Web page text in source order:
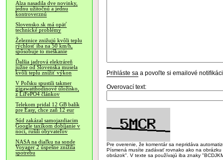
Alza nasadila dve novinky,
jednu užitočnú a jednu
kontroverznú
Slovensko.sk má opäť
technické problémy
Železnice znižujú kvôli teplu
rýchlosť iba na 50 km/h,
spôsobuje to meškanie
Ďalšia jadrová elektráreň
južne od Slovenska musela
kvôli teplu znížiť výkon
V Poľsku spustili takmer
gigawatthodinové úložisko,
z LiFePO4 článkov
Telekom pridal 12 GB balík
pre Easy, chce zaň 12 eur
Súd zakázal samojazdiacim
Google taxíkom dobíjanie v
noci, rušili obyvateľov
NASA na diaľku na sonde
Voyager 2 úspešne znížila
spotrebu
Prihláste sa a povoľte si emailové
Overovací text:
Pre overenie, že komentár sa nepridáva
Písmená musíte zadávať rovnako ako na
obrázok". V texte sa používajú iba znaky